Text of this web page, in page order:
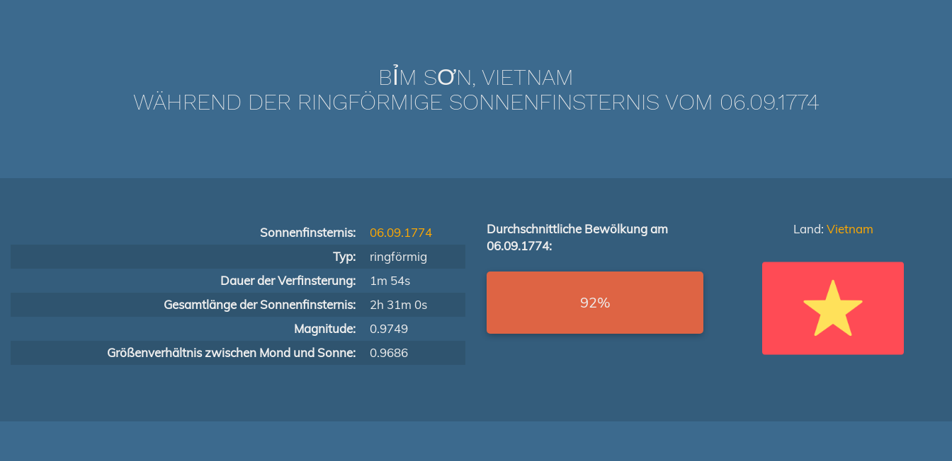
BỈM SƠN, VIETNAM
WÄHREND DER RINGFÖRMIGE SONNENFINSTERNIS VOM 06.09.1774
Sonnenfinsternis:
06.09.1774
Typ:
ringförmig
Dauer der Verfinsterung:
1m 54s
Gesamtlänge der Sonnenfinsternis:
2h 31m 0s
Magnitude:
0.9749
Größenverhältnis zwischen Mond und Sonne:
0.9686
Durchschnittliche Bewölkung am
06.09.1774:
92%
Land: Vietnam